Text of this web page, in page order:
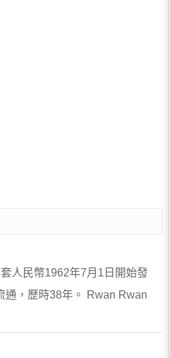
人民幣1962年7月1日開始發
通，歷時38年。 Rwan Rwan